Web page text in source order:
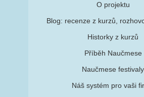
O projektu
Blog: recenze z kurzů,
Historky z kurzů
Příběh Naučmese
Naučmese festivaly
Náš systém pro vaši